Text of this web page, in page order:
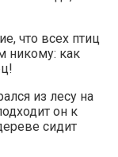
что всех птиц
никому: как
из лесу на
он к
сидит